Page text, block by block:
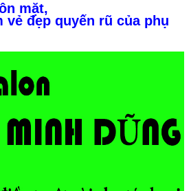
mặt,
vẻ đẹp quyến rũ của phụ